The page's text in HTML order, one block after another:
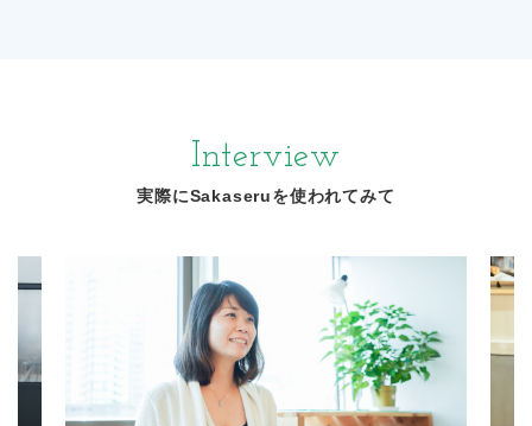
Interview
実際にSakaseruを使われてみて